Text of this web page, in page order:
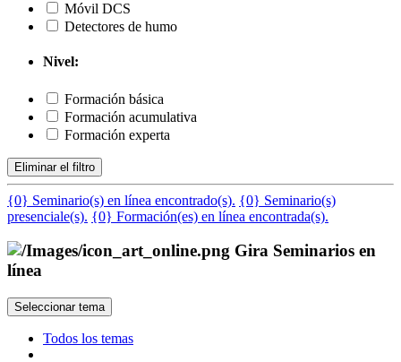
Móvil DCS
Detectores de humo
Nivel:
Formación básica
Formación acumulativa
Formación experta
Eliminar el filtro
{0} Seminario(s) en línea encontrado(s). {0} Seminario(s)
presenciale(s). {0} Formación(es) en línea encontrada(s).
Gira Seminarios en
línea
Seleccionar tema
Todos los temas